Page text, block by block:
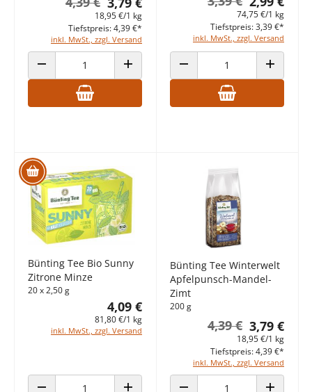
18,95 €/1 kg
inkl. MwSt., zzgl. Versand
Tiefstpreis: 4,39 €*
ANZAHL VERRINGERN ANZAHL ERHÖHEN
74,75 €/1 kg
inkl. MwSt., zzgl. Versand
Tiefstpreis: 3,39 €*
ANZAHL VERRINGERN ANZAHL
Bünting Tee Bio Sunny
Zitrone Minze
20 x 2,50 g
4,09 €
81,80 €/1 kg
inkl. MwSt., zzgl. Versand
Bünting Tee Winterwelt
Apfelpunsch-Mandel-
Zimt
200 g
3,79 €
4,39 €
18,95 €/1 kg
inkl. MwSt., zzgl. Versand
Tiefstpreis: 4,39 €*